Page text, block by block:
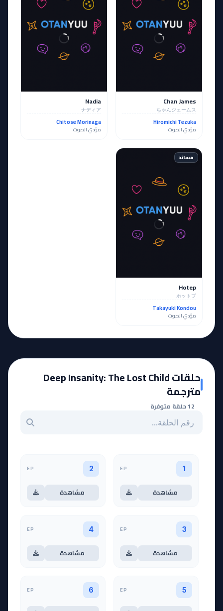
Chan James
ちゃんジェームス
Hiromichi Tezuka
مؤدي الصوت
Nadia
ナディア
Chitose Morinaga
مؤدي الصوت
مساند
Hotep
ホットプ
Takayuki Kondou
مؤدي الصوت
حلقات Deep Insanity: The Lost Child
مترجمة
12 حلقة متوفرة
بحث عن حلقة بالرقم
1
EP
مشاهدة
2
EP
مشاهدة
3
EP
مشاهدة
4
EP
مشاهدة
5
EP
6
EP